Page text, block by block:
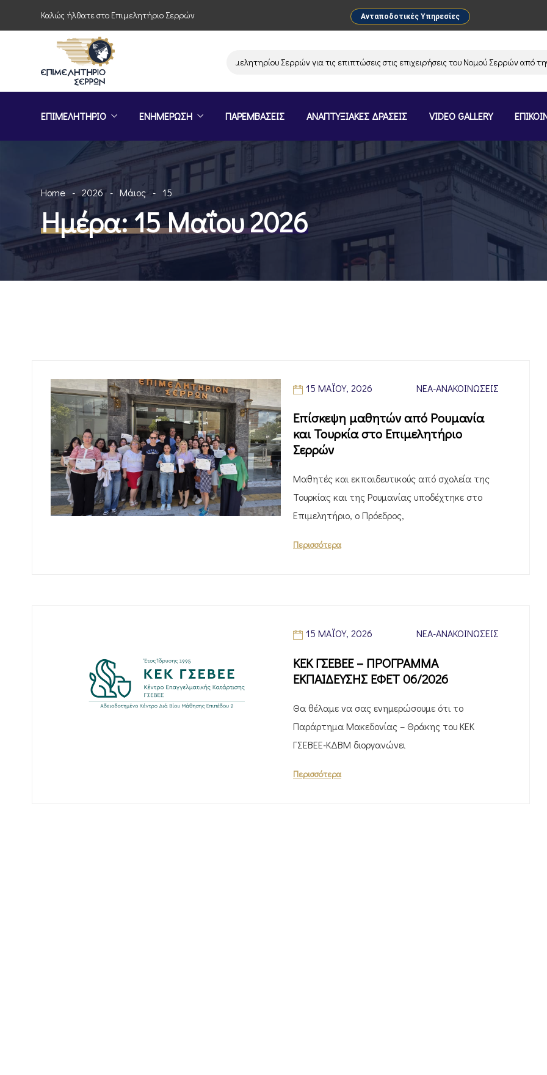
Καλώς ήλθατε στο Επιμελητήριο Σερρών Ανταποδοτικές Υπηρεσίες
Παρέμβαση του Επιμελητηρίου Σερρών για τις επιπτώσεις στις επιχειρήσεις του Νομού Σερρών από την
ΕΠΙΜΕΛΗΤΗΡΙΟ ΕΝΗΜΕΡΩΣΗ ΠΑΡΕΜΒΑΣΕΙΣ ΑΝΑΠΤΥΞΙΑΚΕΣ ΔΡΑΣΕΙΣ VIDEO GALLERY
Home 2026 Μάιος 15
Ημέρα:15 Μαΐου 2026
15 ΜΑΪ́ΟΥ, 2026 ΝΈΑ-ΑΝΑΚΟΙΝΏΣΕΙΣ
Επίσκεψη μαθητών από Ρουμανία
και Τουρκία στο Επιμελητήριο
Σερρών
Μαθητές και εκπαιδευτικούς από σχολεία της
Τουρκίας και της Ρουμανίας υποδέχτηκε στο
Επιμελητήριο, ο Πρόεδρος,
Περισσότερα
15 ΜΑΪ́ΟΥ, 2026 ΝΈΑ-ΑΝΑΚΟΙΝΏΣΕΙΣ
ΚΕΚ ΓΣΕΒΕΕ – ΠΡΟΓΡΑΜΜΑ
ΕΚΠΑΙΔΕΥΣΗΣ ΕΦΕΤ 06/2026
Θα θέλαμε να σας ενημερώσουμε ότι το
Παράρτημα Μακεδονίας – Θράκης του ΚΕΚ
ΓΣΕΒΕΕ-ΚΔΒΜ διοργανώνει
Περισσότερα